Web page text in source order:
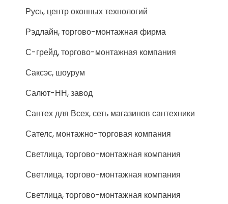
Русь, центр оконных технологий
Рэдлайн, торгово-монтажная фирма
С-грейд, торгово-монтажная компания
Саксэс, шоурум
Салют-НН, завод
Сантех для Всех, сеть магазинов сантехники
Сателс, монтажно-торговая компания
Светлица, торгово-монтажная компания
Светлица, торгово-монтажная компания
Светлица, торгово-монтажная компания